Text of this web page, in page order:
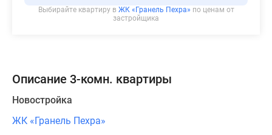
Выбирайте квартиру в ЖК «Гранель Пехра» по ценам от
застройщика
Описание 3-комн. квартиры
Новостройка
ЖК «Гранель Пехра»